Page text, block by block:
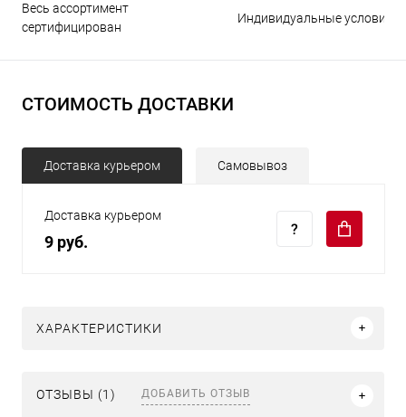
Весь ассортимент
сертифицирован
Индивидуальные условия
СТОИМОСТЬ ДОСТАВКИ
Доставка курьером Самовывоз
Доставка курьером
9 руб.
ХАРАКТЕРИСТИКИ
ОТЗЫВЫ (1) ДОБАВИТЬ ОТЗЫВ